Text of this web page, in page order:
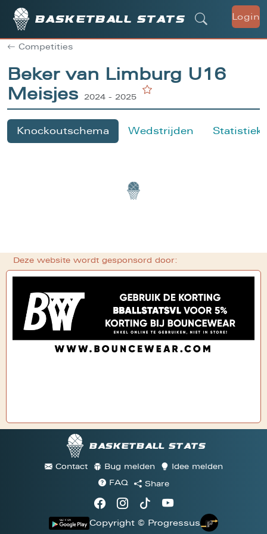
Basketball stats Login
Competities
Beker van Limburg U16
Meisjes
2024 - 2025
Knockoutschema Wedstrijden
Deze website wordt gesponsord door:
Basketball stats
Contact Bug melden
Idee melden
FAQ
Share
Copyright © Progressus